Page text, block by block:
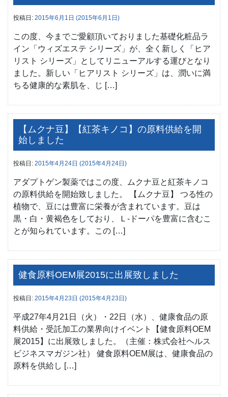
投稿日: 2015年6月1日 (2015年6月1日)
この度、今までご愛顧頂いておりました基礎化粧品ラ
イン「ウィズエステ シリーズ」が、全く新しく「ヒア
リスト シリーズ」としてリニューアルする運びとなり
ました。新しい「ヒアリスト シリーズ」は、潤いに満
ちる健康的な素肌を、じ […]
【ムクナ豆】【紅茶キノコ】の原料供給を開
始しました
投稿日: 2015年4月24日 (2015年4月24日)
アダプトゲン製薬ではこの度、ムクナ豆と紅茶キノコ
の原料供給を開始致しました。 【ムクナ豆】 つる性の
植物で、豆には豊富に栄養が含まれています。豆は
黒・白・黄褐色をしており、Ｌ-ドーパを豊富に含むこ
とが知られています。この […]
健食原料OEM展2015に出展致しました
投稿日: 2015年4月23日 (2015年4月23日)
平成27年4月21日（火）・22日（水）、健康食品の原
料供給・受託加工の業界向けイベント【健食原料OEM
展2015】に出展致しました。（主催：株式会社ヘルス
ビジネスマガジン社） 健食原料OEM展は、健康食品の
原料を供給し […]